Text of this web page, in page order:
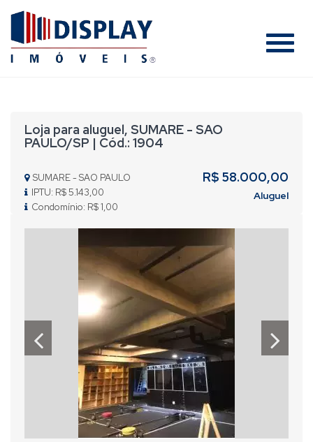
#
Loja para aluguel, SUMARE - SAO
PAULO/SP | Cód.: 1904
SUMARE - SAO PAULO
IPTU: R$ 5.143,00
Condomínio: R$ 1,00
R$ 58.000,00
Aluguel